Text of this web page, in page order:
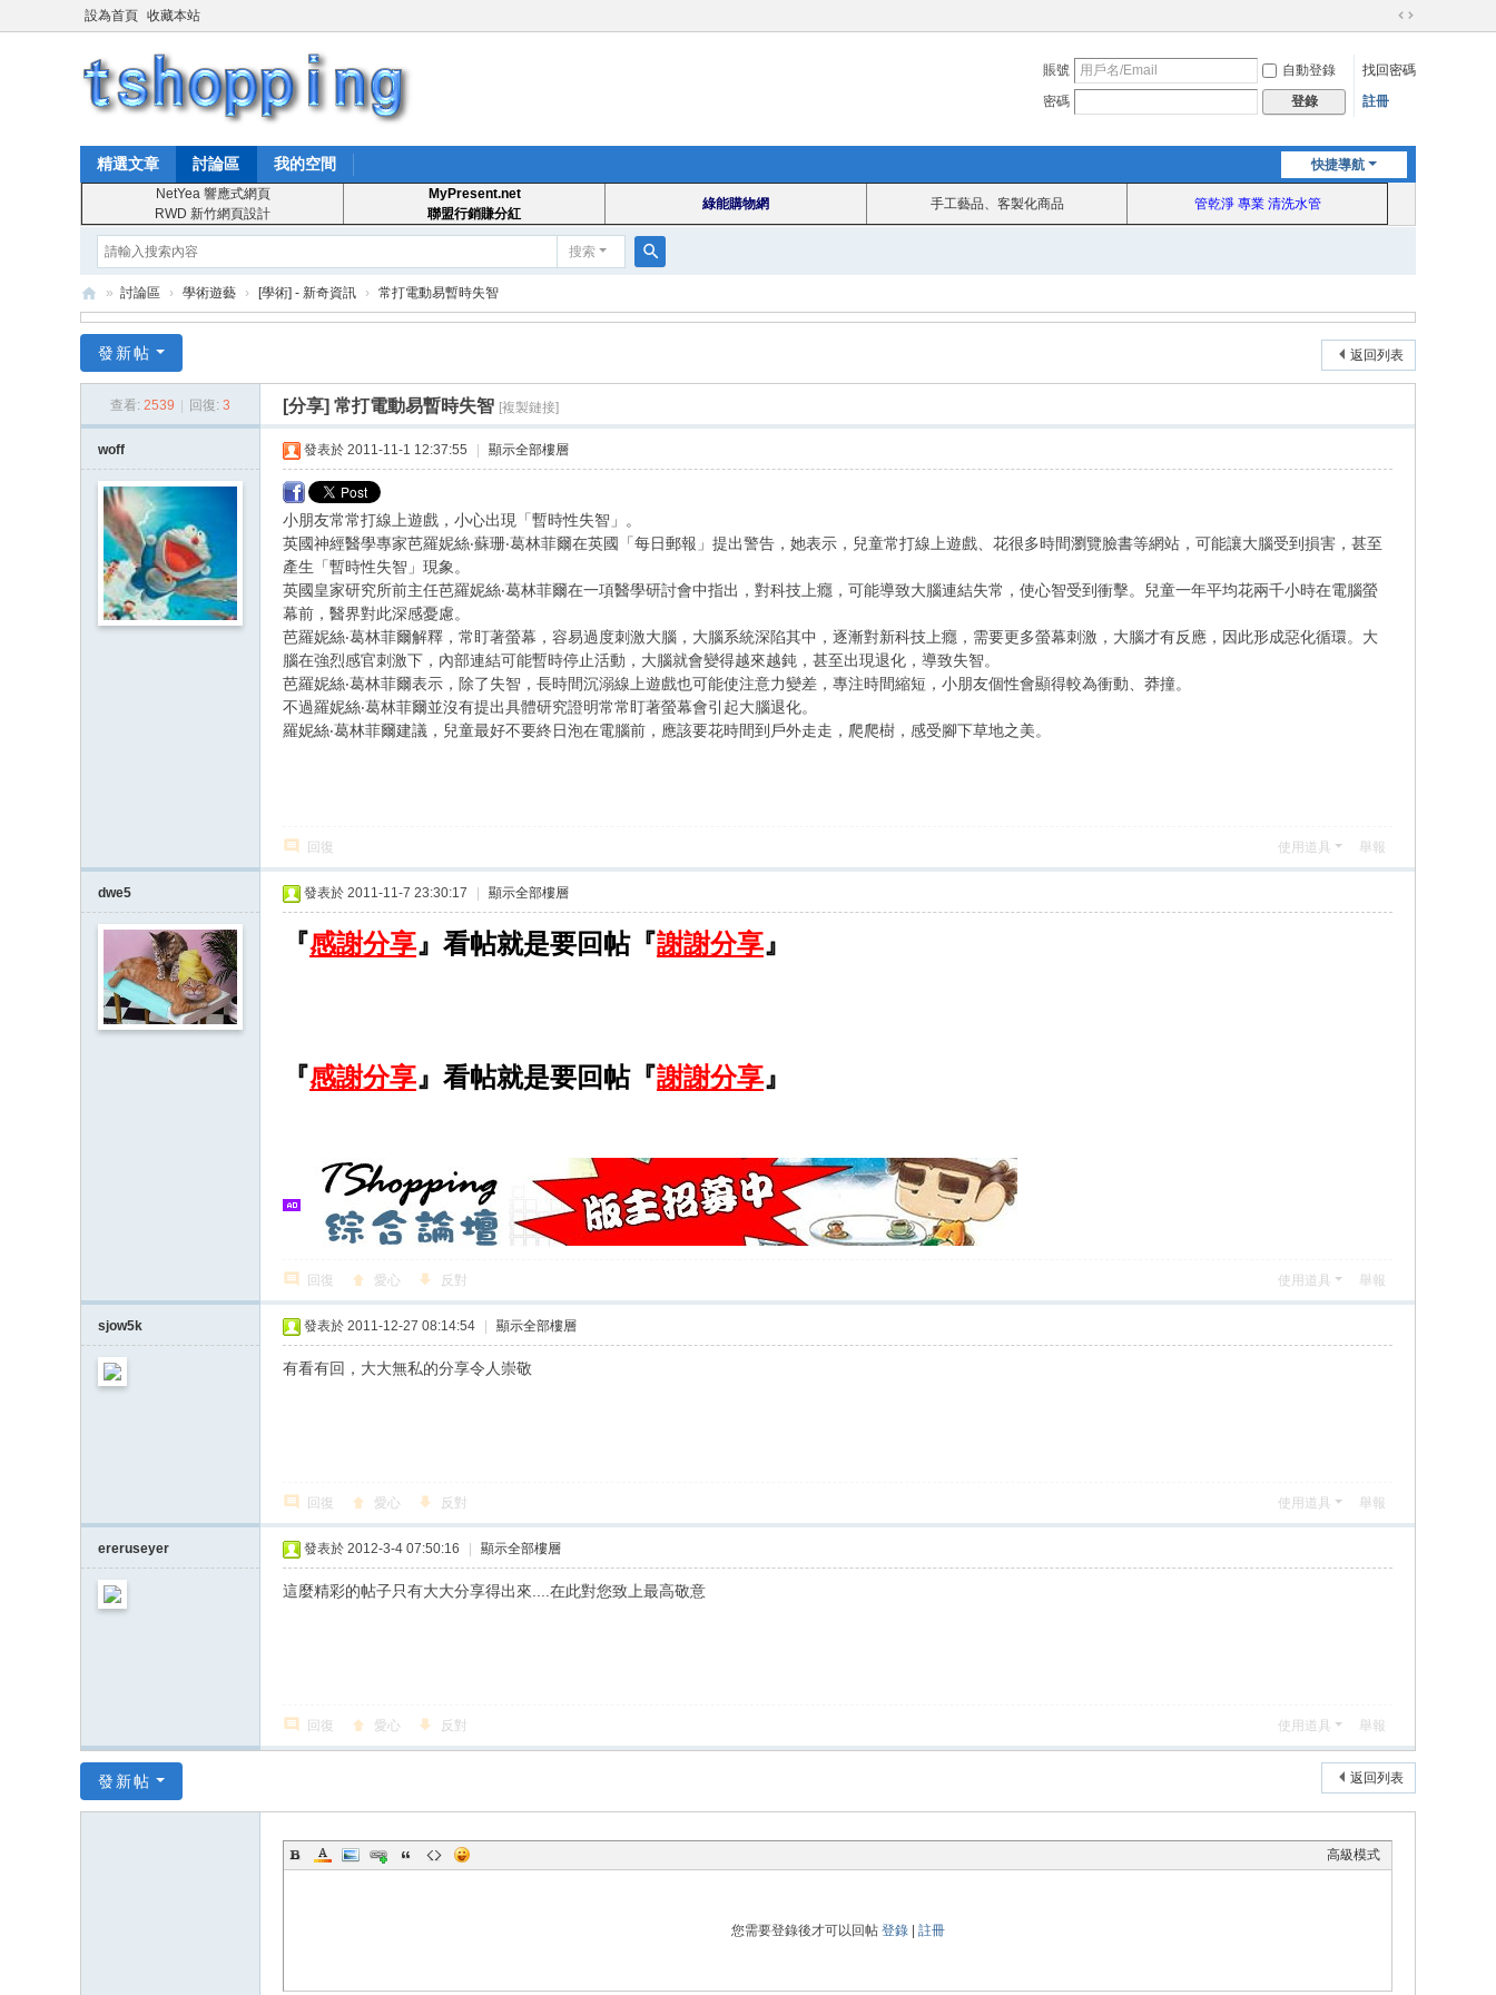
設為首頁 收藏本站
切
到
賬號 自動登錄
找回密碼
密碼
登錄 註冊
快捷導航
精選文章 討論區 我的空間
NetYea 響應式網頁
RWD 新竹網頁設計
MyPresent.net
聯盟行銷賺分紅
綠能購物網 手工藝品、客製化商品 管乾淨 專業 清洗水管
搜索
索
T
ho
pp
» 討論區 › 學術遊藝 › [學術] - 新奇資訊 › 常打電動易暫時失智
返回列表
發新帖
查看: 2539 回復: 3 [分享] 常打電動易暫時失智 [複製鏈接]
woff 發表於 2011-11-1 12:37:55 顯示全部樓層
小朋友常常打線上遊戲，小心出現「暫時性失智」。
英國神經醫學專家芭羅妮絲‧蘇珊‧葛林菲爾在英國「每日郵報」提出警告，她表示，兒童常打線上遊戲、花很多時間瀏覽臉書等網站，可能讓大腦受到損害，甚至
產生「暫時性失智」現象。
英國皇家研究所前主任芭羅妮絲‧葛林菲爾在一項醫學研討會中指出，對科技上癮，可能導致大腦連結失常，使心智受到衝擊。兒童一年平均花兩千小時在電腦螢
幕前，醫界對此深感憂慮。
芭羅妮絲‧葛林菲爾解釋，常盯著螢幕，容易過度刺激大腦，大腦系統深陷其中，逐漸對新科技上癮，需要更多螢幕刺激，大腦才有反應，因此形成惡化循環。大
腦在強烈感官刺激下，內部連結可能暫時停止活動，大腦就會變得越來越鈍，甚至出現退化，導致失智。
芭羅妮絲‧葛林菲爾表示，除了失智，長時間沉溺線上遊戲也可能使注意力變差，專注時間縮短，小朋友個性會顯得較為衝動、莽撞。
不過羅妮絲‧葛林菲爾並沒有提出具體研究證明常常盯著螢幕會引起大腦退化。
羅妮絲‧葛林菲爾建議，兒童最好不要終日泡在電腦前，應該要花時間到戶外走走，爬爬樹，感受腳下草地之美。
回復 使用道具 舉報
dwe5 發表於 2011-11-7 23:30:17 顯示全部樓層
『感謝分享』看帖就是要回帖『謝謝分享』
『感謝分享』看帖就是要回帖『謝謝分享』
回復 愛心 反對 使用道具 舉報
sjow5k 發表於 2011-12-27 08:14:54 顯示全部樓層
有看有回，大大無私的分享令人崇敬
回復 愛心 反對 使用道具 舉報
ereruseyer 發表於 2012-3-4 07:50:16 顯示全部樓層
這麼精彩的帖子只有大大分享得出來....在此對您致上最高敬意
回復 愛心 反對 使用道具 舉報
返回列表
發新帖
高級模式
您需要登錄後才可以回帖 登錄| 註冊